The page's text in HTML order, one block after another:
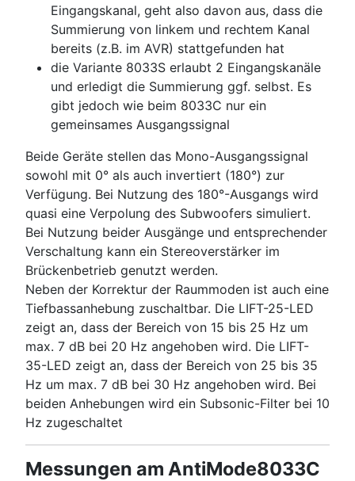
Eingangskanal, geht also davon aus, dass die
Summierung von linkem und rechtem Kanal
bereits (z.B. im AVR) stattgefunden hat
die Variante 8033S erlaubt 2 Eingangskanäle
und erledigt die Summierung ggf. selbst. Es
gibt jedoch wie beim 8033C nur ein
gemeinsames Ausgangssignal
Beide Geräte stellen das Mono-Ausgangssignal
sowohl mit 0° als auch invertiert (180°) zur
Verfügung. Bei Nutzung des 180°-Ausgangs wird
quasi eine Verpolung des Subwoofers simuliert.
Bei Nutzung beider Ausgänge und entsprechender
Verschaltung kann ein Stereoverstärker im
Brückenbetrieb genutzt werden.
Neben der Korrektur der Raummoden ist auch eine
Tiefbassanhebung zuschaltbar. Die LIFT-25-LED
zeigt an, dass der Bereich von 15 bis 25 Hz um
max. 7 dB bei 20 Hz angehoben wird. Die LIFT-
35-LED zeigt an, dass der Bereich von 25 bis 35
Hz um max. 7 dB bei 30 Hz angehoben wird. Bei
beiden Anhebungen wird ein Subsonic-Filter bei 10
Hz zugeschaltet
Messungen am AntiMode8033C